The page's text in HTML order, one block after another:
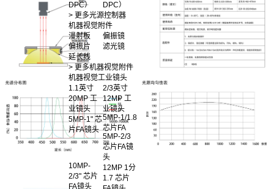
DPC）
DPC）
> 更多光源控制器
机器视觉附件
漫射板
偏振镜
偏振片
滤光镜
延长线
> 更多机器视觉附件
机器视觉工业镜头
1.1英寸
20MP 工
业镜头
2/3英寸
12MP 工
业镜头
5MP-1" 芯
片FA镜头
5MP-1/1.8
芯片FA
5MP-2/3
芯片FA镜
头
10MP-
2/3" 芯片
FA镜头
12MP 1分
1.7 芯片